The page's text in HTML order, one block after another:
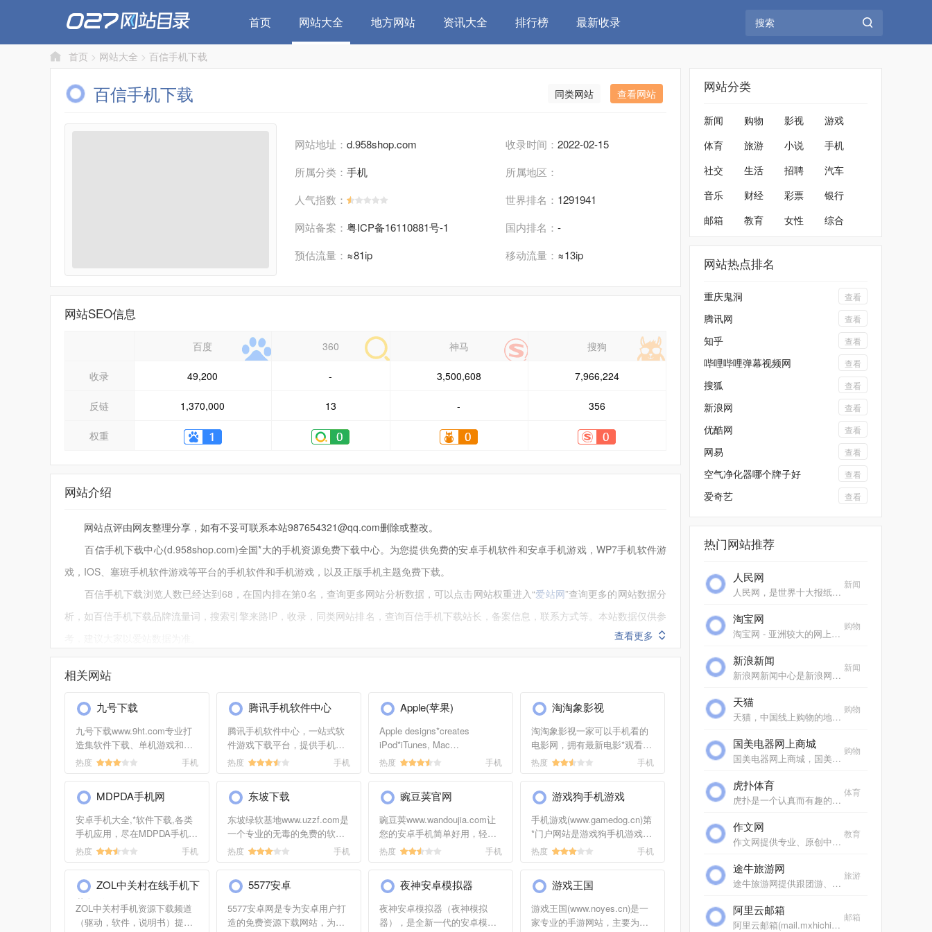
首页 网站大全 地方网站 资讯大全 排行榜 最新收录
首页 > 网站大全 > 百信手机下载
百信手机下载 同类网站 查看网站
网站地址： d.958shop.com 收录时间： 2022-02-15
所属分类： 手机
所属地区：
人气指数：
世界排名： 1291941
网站备案： 粤ICP备16110881号-1 国内排名： -
预估流量： ≈81ip 移动流量： ≈13ip
网站SEO信息
百度 360 神马 搜狗
收录 49,200 - 3,500,608 7,966,224
反链 1,370,000 13 - 356
权重
网站介绍
网站点评由网友整理分享，如有不妥可联系本站987654321@qq.com删除或整改。
百信手机下载中心(d.958shop.com)全国*大的手机资源免费下载中心。为您提供免费的安卓手机软件和安卓手机游戏，WP7手机软件游
戏，IOS、塞班手机软件游戏等平台的手机软件和手机游戏，以及正版手机主题免费下载。
百信手机下载浏览人数已经达到68，在国内排在第0名，查询更多网站分析数据，可以点击网站权重进入“爱站网”查询更多的网站数据分
析，如百信手机下载品牌流量词，搜索引擎来路IP，收录，同类网站排名，查询百信手机下载站长，备案信息，联系方式等。本站数据仅供参
查看更多
相关网站
九号下载
九号下载www.9ht.com专业打
造集软件下载、单机游戏和手
机游戏下载大全，快*放器及全
下载内容，你一定会需要的，
请记住九号下载站
热度 手机
腾讯手机软件中心
腾讯手机软件中心，一站式软
件游戏下载平台，提供手机，
手机游戏，手机2008，手机拼
站下载平台，提供最全最新的
腾讯软件下载，囊括主流手机
聊天软件，手机应用软件，手
机桌面软件，手机游戏。
热度 手机
Apple(苹果)
Apple designs*creates
iPod*iTunes, Mac
laptop*desktop computers, the
热度 手机
淘淘象影视
淘淘象影视一家可以手机看的
电影网，拥有最新电影*观看,
迅雷电影下载,热播的电视剧*
载，磁力链下载，BT种子均支
持*观看。
热度 手机
MDPDA手机网
安卓手机大全,*软件下载,各类
手机应用，尽在MDPDA手机
网。
热度 手机
东坡下载
东坡绿软基地www.uzzf.com是
一个专业的无毒的免费的软件
资源网站，将每个软件的杀毒
别提供手机软件下载.
热度 手机
豌豆荚官网
豌豆荚www.wandoujia.com让
您的安卓手机简单好用，轻松
管理手机，免费下载应用、视
年关闭
热度 手机
游戏狗手机游戏
手机游戏(www.gamedog.cn)第
*门户网站是游戏狗手机游戏网
为用户服务的目标,免费提供应
择。游戏狗（手游天下数字娱
乐）于2011年8月在北京创
立，跻身全球高速发展移动互
热度 手机
ZOL中关村在线手机下
载频道
ZOL中关村手机资源下载频道
（驱动，软件，说明书）提供
5577安卓
5577安卓网是专为安卓用户打
造的免费资源下载网站，为大
夜神安卓模拟器
夜神安卓模拟器（夜神模拟
器），是全新一代的安卓模拟
游戏王国
游戏王国(www.noyes.cn)是一
家专业的手游网站，主要为手
网站分类
新闻 购物 影视
游戏
体育
旅游 小说
手机
社交
生活 招聘
汽车
音乐
财经 彩票
银行
邮箱
教育 女性 综合
网站热点排名
重庆鬼洞 查看
腾讯网 查看
知乎 查看
哔哩哔哩弹幕视频网 查看
搜狐 查看
新浪网 查看
优酷网 查看
网易 查看
空气净化器哪个牌子好 查看
爱奇艺 查看
热门网站推荐
人民网
人民网，是世界十大报纸之一《人民日报》建设的以新闻为主的大型网上信息发布平台，也是互联网上最大的中文和多语种新闻网站之一。作为国家重点新闻网站，人民网以新闻报道...
新闻
淘宝网
淘宝网 - 亚洲较大的网上交易平台，提供各类服饰、美容、家居、数码、话费/点卡充值… 数亿优质商品，同时提供担保交易(先收货后付款)等安全交易保障服务，并由商家提供退货...
购物
新浪新闻
新浪网新闻中心是新浪网重要的频道之一，24小时滚动报道国内、国际及社会新闻。每日编发新闻数以万计。
新闻
天猫
天猫，中国线上购物的地标网站，亚洲超大的综合性购物平台，拥有10万多品牌商家。每日发布大量国内外商品！正品网购，上天猫！天猫千万大牌正品,品类全，一站购，支付安全，...
购物
国美电器网上商城
国美电器网上商城，国美电器唯一官方网上商城，中国领先的专业家电网购平台。全球品牌电视、洗衣机、电脑、手机、数码、空调、电脑配件、生活电器、网络产品等正品行货，更...
购物
虎扑体育
虎扑是一个认真而有趣的社区，每天有众多jrs在虎扑分享自己对篮球、足球、游戏电竞、运动装备、影视、汽车、数码、情感等一切人和事的见解，热闹、真实、有温度。
体育
作文网
作文网提供专业、原创中小学生作文，包括中考满分作文、高考满分作文、零分作文、优秀作文大全、作文素材、作文辅导、英语作文等，欢迎踊跃投稿。
教育
途牛旅游网
途牛旅游网提供跟团游、自助游、邮轮旅游、自驾游、定制游以及景点门票预订、机票预订、火车票预订服务,还有牛人专线、首付出发旅游等品质高端、价格实惠的旅游路线.全年有...
旅游
阿里云邮箱
阿里云邮箱(mail.mxhichina.com)是专业云端邮箱,安全稳定,全球畅通。支持3g超大附件,垃圾邮件拦截率超过99%,阿里云邮邮件客户端,手机邮箱,支持安卓、ios邮箱收发服务,支持代收163邮箱,邮箱,gmail,hotmail,雅虎邮箱,139邮箱、新浪邮箱等。
邮箱